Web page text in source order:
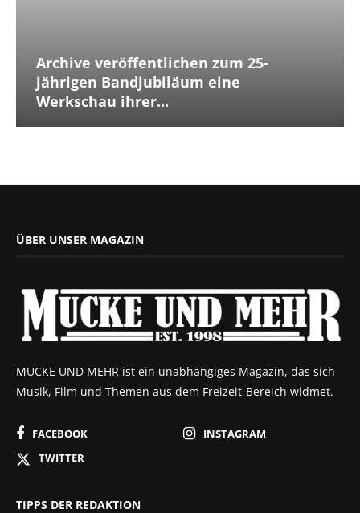
Archive veröffentlichen zum 25-
jährigen Bandjubiläum eine
Werkschau ihrer...
ÜBER UNSER MAGAZIN
MUCKE UND MEHR ist ein unabhängiges Magazin, das sich
Musik, Film und Themen aus dem Freizeit-Bereich widmet.
FACEBOOK
INSTAGRAM
TWITTER
TIPPS DER REDAKTION